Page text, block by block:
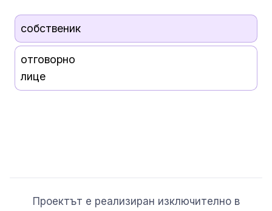
собственик
отговорно
лице
Проектът е реализиран изключително в